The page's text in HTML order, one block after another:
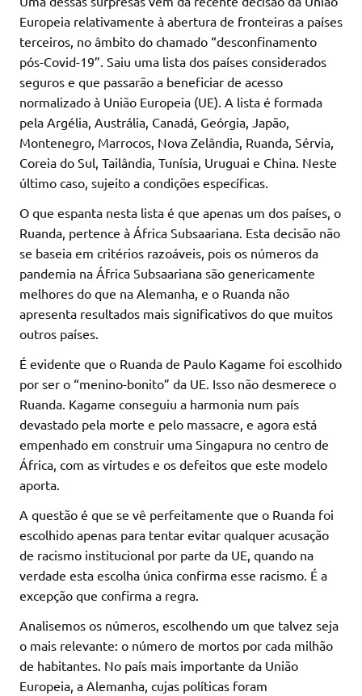
Europeia relativamente à abertura de fronteiras a países
terceiros, no âmbito do chamado “desconfinamento
pós-Covid-19”. Saiu uma lista dos países considerados
seguros e que passarão a beneficiar de acesso
normalizado à União Europeia (UE). A lista é formada
pela Argélia, Austrália, Canadá, Geórgia, Japão,
Montenegro, Marrocos, Nova Zelândia, Ruanda, Sérvia,
Coreia do Sul, Tailândia, Tunísia, Uruguai e China. Neste
último caso, sujeito a condições específicas.
O que espanta nesta lista é que apenas um dos países, o
Ruanda, pertence à África Subsaariana. Esta decisão não
se baseia em critérios razoáveis, pois os números da
pandemia na África Subsaariana são genericamente
melhores do que na Alemanha, e o Ruanda não
apresenta resultados mais significativos do que muitos
outros países.
É evidente que o Ruanda de Paulo Kagame foi escolhido
por ser o “menino-bonito” da UE. Isso não desmerece o
Ruanda. Kagame conseguiu a harmonia num país
devastado pela morte e pelo massacre, e agora está
empenhado em construir uma Singapura no centro de
África, com as virtudes e os defeitos que este modelo
aporta.
A questão é que se vê perfeitamente que o Ruanda foi
escolhido apenas para tentar evitar qualquer acusação
de racismo institucional por parte da UE, quando na
verdade esta escolha única confirma esse racismo. É a
excepção que confirma a regra.
Analisemos os números, escolhendo um que talvez seja
o mais relevante: o número de mortos por cada milhão
de habitantes. No país mais importante da União
Europeia, a Alemanha, cujas políticas foram